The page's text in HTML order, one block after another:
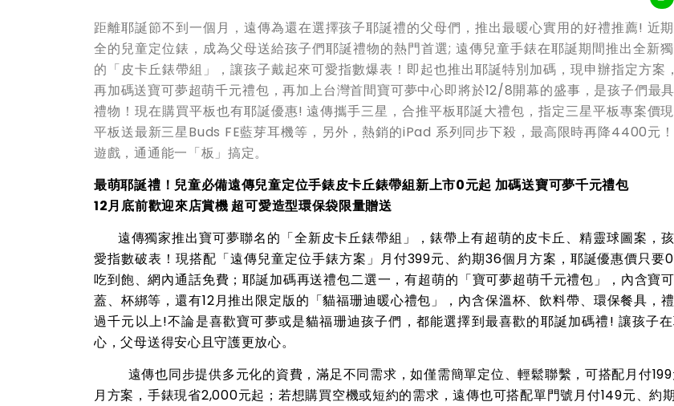
距離耶誕節不到一個月， 遠傳為還在選擇孩子耶誕禮的父母們，推出最暖心實用的好禮推薦! 近
全的兒童定位錶 ，成為父母送給孩子們耶誕禮物的熱門首選;遠傳兒童手錶在耶誕期間推出全新
的 「皮卡丘錶帶組」 ，讓孩子戴起來可愛指數爆表！即起也推出耶誕特別加碼， 現申辦指定方案
再加碼送寶可夢超萌千元禮包，再加上台灣首間寶可夢中心即將於12/8開幕的盛事，是孩子們最
禮物 ！ 現在購買平板也有耶誕優惠! 遠傳攜手三星，合推平板耶誕大禮包，指定三星平板專案價
平板送最新三星Buds FE藍芽耳機等，另外，熱銷的iPad 系列同步下殺，最高限時再降4400元！
遊戲，通通能一「板」搞定。
最萌耶誕禮！兒童必備遠傳兒童定位手錶皮卡丘錶帶組新上市0元起 加碼送寶可夢千元禮包
12月底前歡迎來店賞機超可愛造型環保袋限量贈送
遠傳獨家推出寶可夢聯名的「全新皮卡丘錶帶組」，錶帶上有超萌的皮卡丘、精靈球圖案，
愛指數破表 ！現搭配「遠傳兒童定位手錶方案」月付399元、約期36個月方案，耶誕優惠價只要
吃到飽、網內通話免費；耶誕加碼再送禮包二選一，有超萌的「寶可夢超萌千元禮包」，內含寶
蓋、杯綁等 ，還有12月推出限定版的「貓福珊迪暖心禮包」，內含保溫杯、飲料帶、環保餐具，
過千元以上!不論是喜歡寶可夢或是貓福珊迪孩子們， 都能選擇到最喜歡的耶誕加碼禮! 讓孩子
心，父母送得安心且守護更放心。
遠傳也同步提供多元化的資費，滿足不同需求，如僅需簡單定位、輕鬆聯繫，可搭配月付
月方案，手錶現省2,000元起；若想購買空機或短約的需求，遠傳也可搭配單門號月付149元、約期